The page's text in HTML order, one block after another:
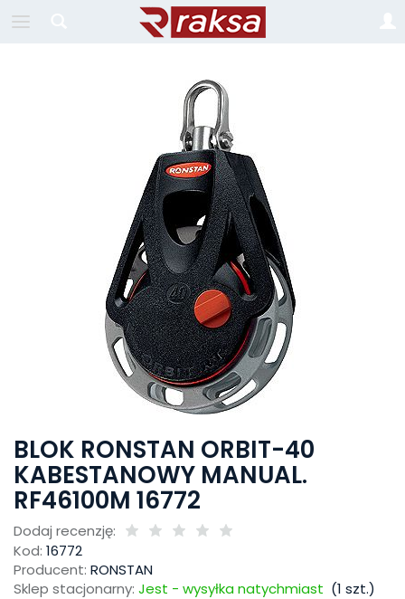
BLOK RONSTAN ORBIT-40
KABESTANOWY MANUAL.
RF46100M 16772
Dodaj recenzję:
Kod: 16772
Producent: RONSTAN
Sklep stacjonarny: Jest - wysyłka natychmiast (1 szt.)